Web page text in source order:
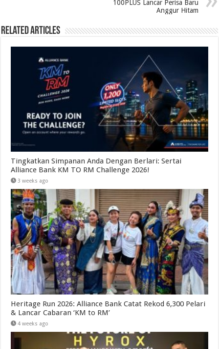
100PLUS Lancar Perisa Baru
Anggur Hitam
Related Articles
Tingkatkan Simpanan Anda Dengan Berlari: Sertai
Alliance Bank KM TO RM Challenge 2026!
3 weeks ago
Heritage Run 2026: Alliance Bank Catat Rekod 6,300 Pelari
& Lancar Cabaran ‘KM to RM’
4 weeks ago